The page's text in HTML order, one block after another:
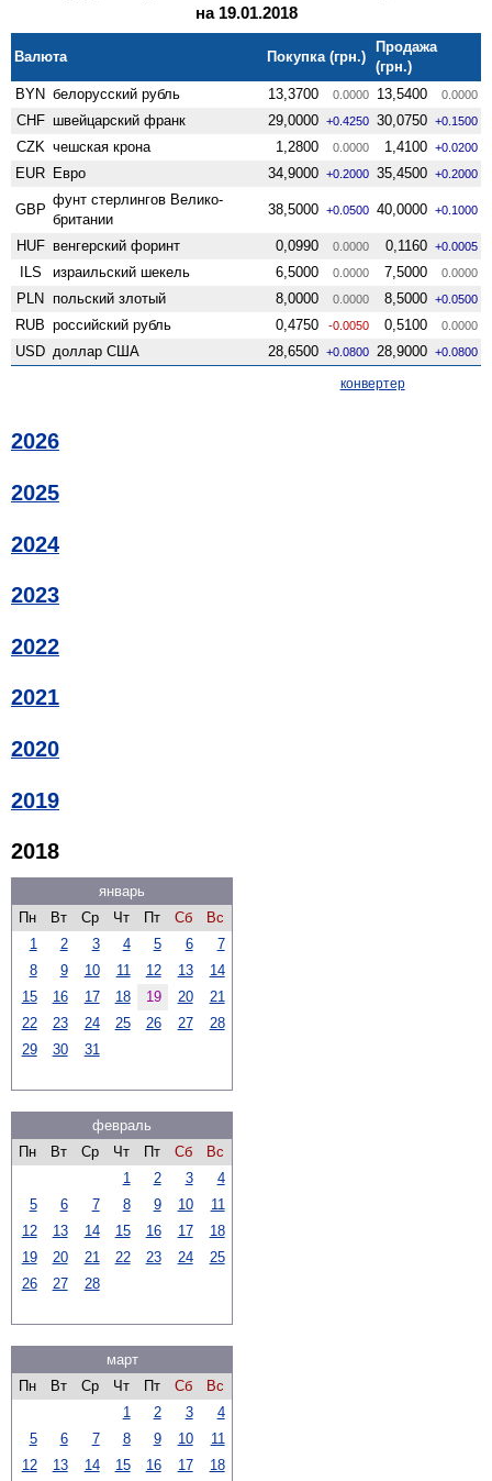
на 19.01.2018
Валюта Покупка (грн.)
Продажа
(грн.)
BYN белорусский рубль 13,3700 0.0000 13,5400 0.0000
CHF швейцарский франк 29,0000 +0.4250 30,0750 +0.1500
CZK чешская крона 1,2800 0.0000 1,4100 +0.0200
EUR Евро 34,9000 +0.2000 35,4500 +0.2000
GBP
фунт стерлингов Велико­
британии
38,5000 +0.0500 40,0000 +0.1000
HUF венгерский форинт 0,0990 0.0000 0,1160 +0.0005
ILS израильский шекель 6,5000 0.0000 7,5000 0.0000
PLN польский злотый 8,0000 0.0000 8,5000 +0.0500
RUB российский рубль 0,4750 -0.0050 0,5100 0.0000
USD доллар США 28,6500 +0.0800 28,9000 +0.0800
конвертер
2026
2025
2024
2023
2022
2021
2020
2019
2018
январь
Пн
Вт Ср Чт Пт Сб
Вс
1
2 3 4 5 6
7
8
9 10 11 12 13
14
15
16 17 18 19 20
21
22
23 24 25 26 27
28
29
30 31
февраль
Пн
Вт Ср Чт Пт Сб
Вс
1
2 3
4
5
6 7 8 9 10
11
12
13 14 15 16 17
18
19
20 21 22 23 24
25
26
27 28
март
Пн
Вт Ср Чт Пт Сб
Вс
1
2 3
4
5
6 7 8 9 10
11
12
13 14 15 16 17
18